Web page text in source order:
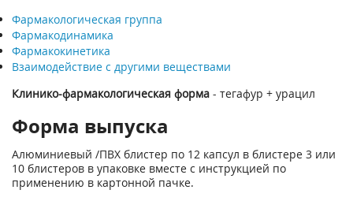
Фармакологическая группа
Фармакодинамика
Фармакокинетика
Взаимодействие с другими веществами
Клинико-фармакологическая форма - тегафур + урацил
Форма выпуска
Алюминиевый /ПВХ блистер по 12 капсул в блистере 3 или
10 блистеров в упаковке вместе с инструкцией по
применению в картонной пачке.